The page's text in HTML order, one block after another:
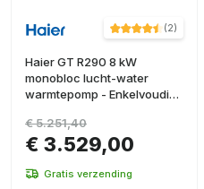
(2)
Haier GT R290 8 kW
monobloc lucht-water
warmtepomp - Enkelvoudig
€ 3.529,00
€ 5.251,40
Gratis verzending